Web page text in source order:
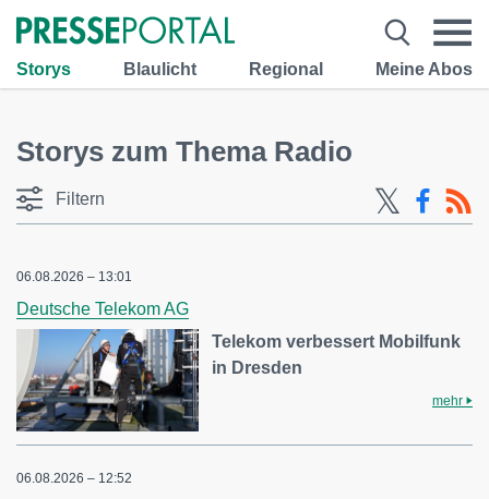
Storys Blaulicht Regional Meine Abos
Storys zum Thema Radio
Filtern
06.08.2026 – 13:01
Deutsche Telekom AG
Telekom verbessert Mobilfunk
in Dresden
mehr
06.08.2026 – 12:52